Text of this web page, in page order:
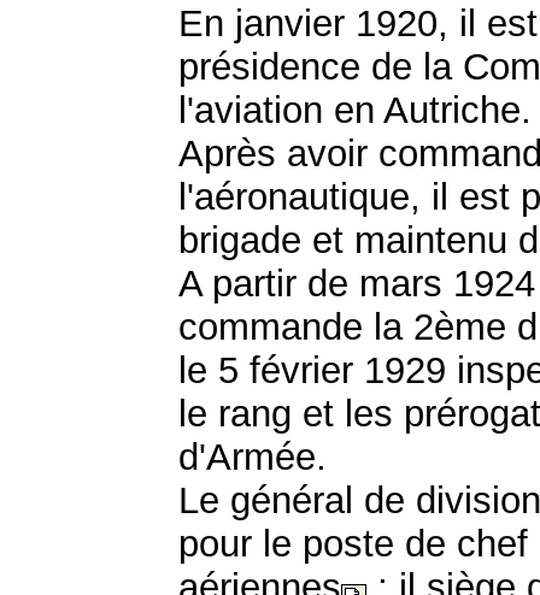
En janvier 1920, il
présidence de la
l'aviation en Autriche.
Après avoir
l'aéronautique, il est
brigade et maintenu
A partir de mars
commande la 2ème
le 5 février 1929
le rang et les
d'Armée.
Le général de
pour le poste de